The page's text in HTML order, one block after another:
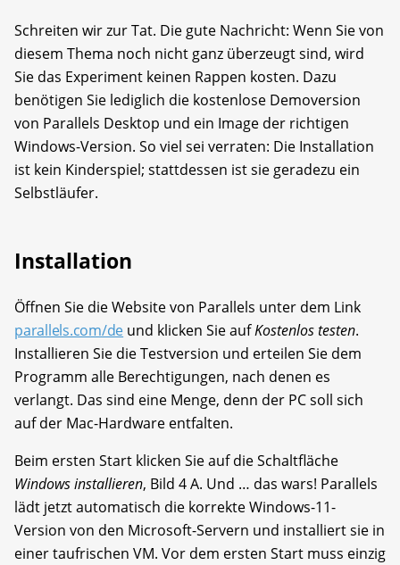
Schreiten wir zur Tat. Die gute Nachricht: Wenn Sie von
diesem Thema noch nicht ganz überzeugt sind, wird
Sie das Experiment keinen Rappen kosten. Dazu
benötigen Sie lediglich die kostenlose Demoversion
von Parallels Desktop und ein Image der richtigen
Windows-Version. So viel sei verraten: Die Installation
ist kein Kinderspiel; stattdessen ist sie geradezu ein
Selbstläufer.
Installation
Öffnen Sie die Website von Parallels unter dem Link
parallels.com/de und klicken Sie aufKostenlos testen.
Installieren Sie die Testversion und erteilen Sie dem
Programm alle Berechtigungen, nach denen es
verlangt. Das sind eine Menge, denn der PC soll sich
auf der Mac-Hardware entfalten.
Beim ersten Start klicken Sie auf die Schaltfläche
Windows installieren, Bild 4 A. Und … das wars! Parallels
lädt jetzt automatisch die korrekte Windows-11-
Version von den Micro­soft-Servern und installiert sie in
einer taufrischen VM. Vor dem ersten Start muss einzig